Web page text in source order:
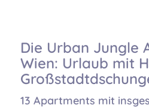
Die Urban Jungle
Wien: Urlaub mit
13 Apartments mit